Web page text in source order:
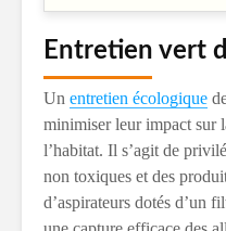
Entretien vert
Un entretien écologique
minimiser leur impact sur
l’habitat. Il s’agit de
non toxiques et des
d’aspirateurs dotés d’un